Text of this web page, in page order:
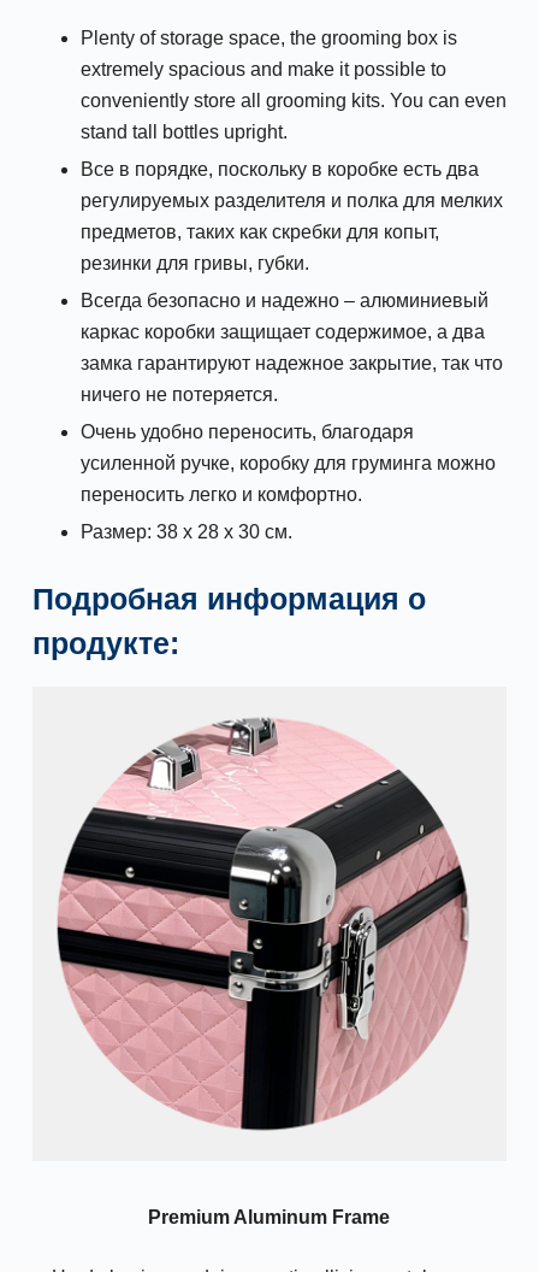
Plenty of storage space, the grooming box is
extremely spacious and make it possible to
conveniently store all grooming kits. You can even
stand tall bottles upright.
Все в порядке, поскольку в коробке есть два
регулируемых разделителя и полка для мелких
предметов, таких как скребки для копыт,
резинки для гривы, губки.
Всегда безопасно и надежно – алюминиевый
каркас коробки защищает содержимое, а два
замка гарантируют надежное закрытие, так что
ничего не потеряется.
Очень удобно переносить, благодаря
усиленной ручке, коробку для груминга можно
переносить легко и комфортно.
Размер: 38 x 28 x 30 см.
Подробная информация о
продукте:
Premium Aluminum Frame